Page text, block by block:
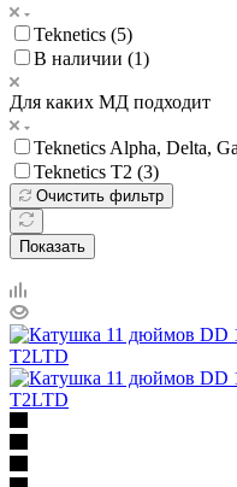
Teknetics (5)
В наличии (1)
Для каких МД подходит
Teknetics Alpha, Delta,
Teknetics T2 (3)
Очистить фильтр
Показать